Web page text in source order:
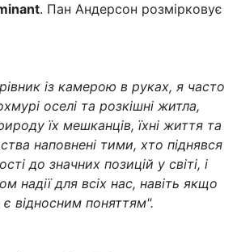
. Пан Андерсон розмірковує
із камерою в руках, я часто
оселі та розкішні житла,
їх мешканців, їхні життя та
наповнені тими, хто піднявся
до значних позицій у світі, і
надії для всіх нас, навіть якщо
відносним поняттям".